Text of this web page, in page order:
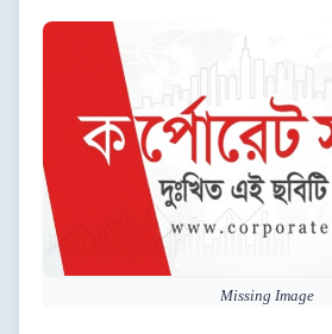
Missing Image